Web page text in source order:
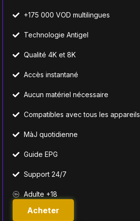
+175 000 VOD multilingues
Technologie Antigel
Qualité 4K et 8K
Accès instantané
Aucun matériel nécessaire
Compatibles avec tous les appareils
MàJ quotidienne
Guide EPG
Support 24/7
Adulte +18
Acheter